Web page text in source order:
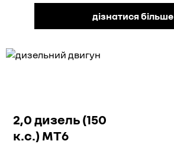
дізнатися більше
2,0 дизель (150
к.с.) МТ6